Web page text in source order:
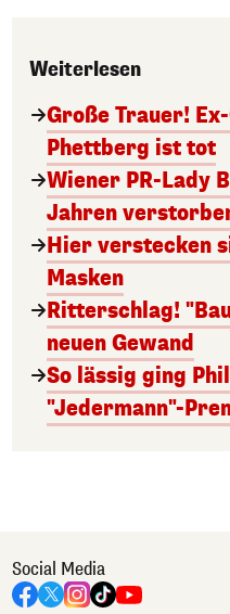
Weiterlesen
Große Trauer!
Phettberg ist tot
Wiener PR-Lady
Jahren
Hier verstecken
Masken
Ritterschlag!
neuen Gewand
So lässig ging
"Jedermann"-
Social Media